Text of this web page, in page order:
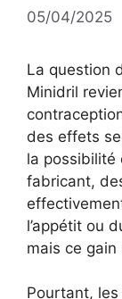
05/04/2025
La question
Minidril
des effets
la possibilité
fabricant,
l’appétit ou
mais ce
Pourtant, les